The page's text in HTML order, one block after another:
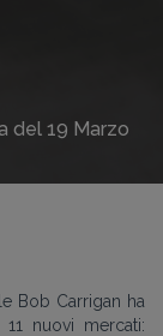
del 19 Marzo
Bob Carrigan ha
11 nuovi mercati: